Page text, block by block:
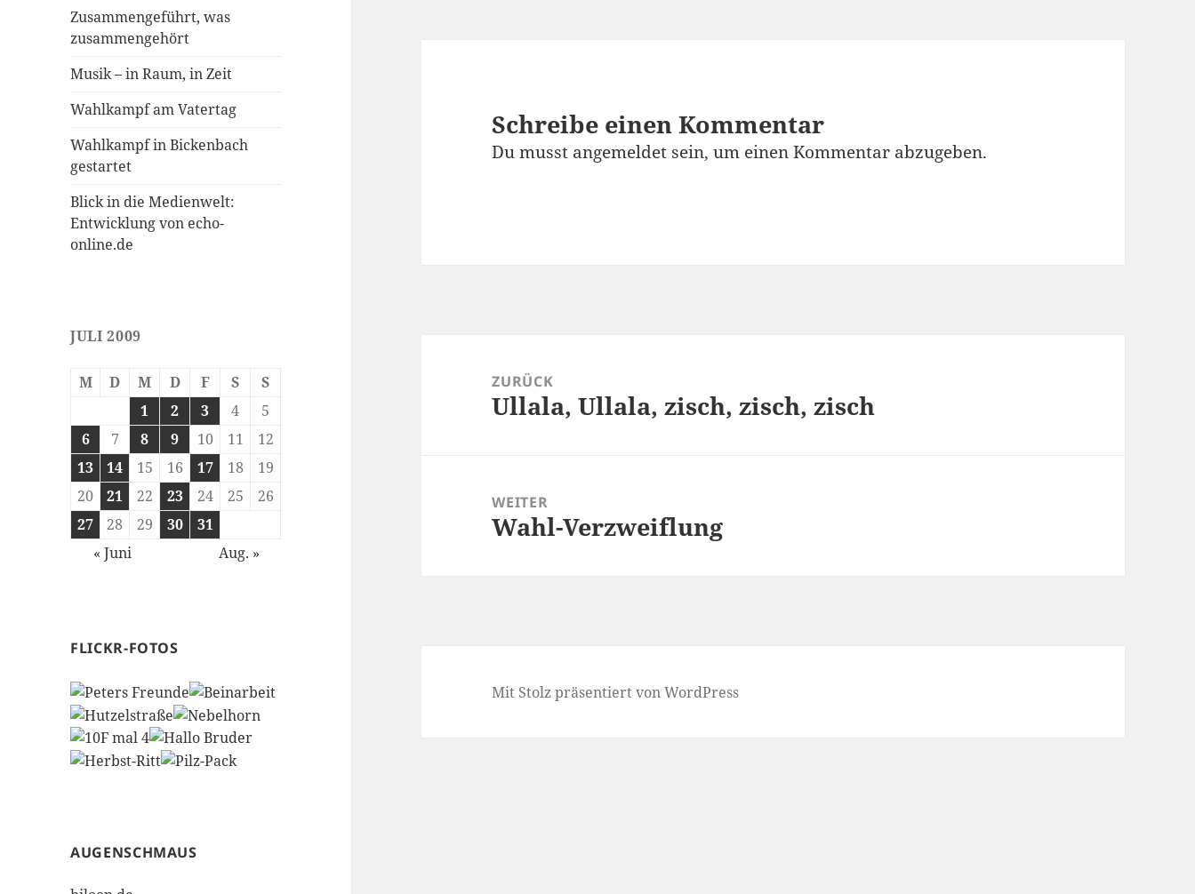
Zusammengeführt, was
zusammengehört
Musik – in Raum, in Zeit
Wahlkampf am Vatertag
Wahlkampf in Bickenbach
gestartet
Blick in die Medienwelt:
Entwicklung von echo-
online.de
JULI 2009
M D M D F S
S
1
2 3 4
5
6
7 8 9 10 11
12
13
14 15 16 17 18
19
20
21 22 23 24 25
26
27
28 29 30
31
« Juni
Aug. »
FLICKR-FOTOS
AUGENSCHMAUS
Schreibe einen Kommentar
Du musst angemeldet sein, um einen Kommentar abzugeben.
ZURÜCK
Vorheriger
Ullala, Ullala, zisch, zisch, zisch
WEITER
Nächster
Wahl-Verzweiflung
Mit Stolz präsentiert von WordPress